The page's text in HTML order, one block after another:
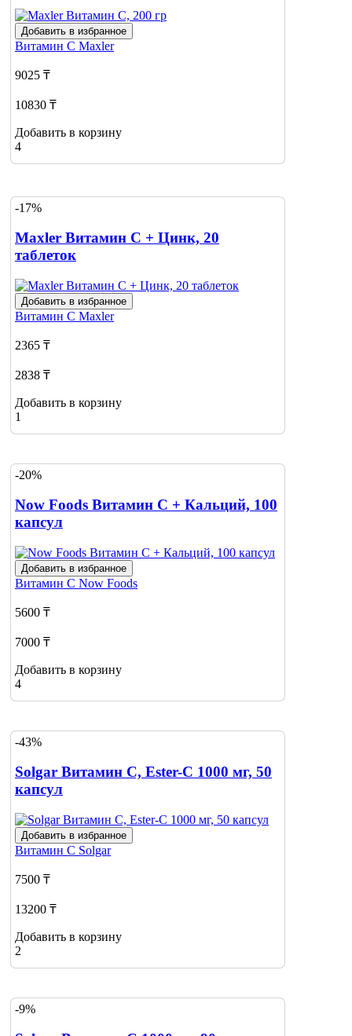
Добавить в избранное
Витамин С Maxler
9025 ₸
10830 ₸
Добавить в корзину
4
-17%
Maxler Витамин C + Цинк, 20
таблеток
Добавить в избранное
Витамин С Maxler
2365 ₸
2838 ₸
Добавить в корзину
1
-20%
Now Foods Витамин С + Кальций, 100
капсул
Добавить в избранное
Витамин С Now Foods
5600 ₸
7000 ₸
Добавить в корзину
4
-43%
Solgar Витамин C, Ester-C 1000 мг, 50
капсул
Добавить в избранное
Витамин С Solgar
7500 ₸
13200 ₸
Добавить в корзину
2
-9%